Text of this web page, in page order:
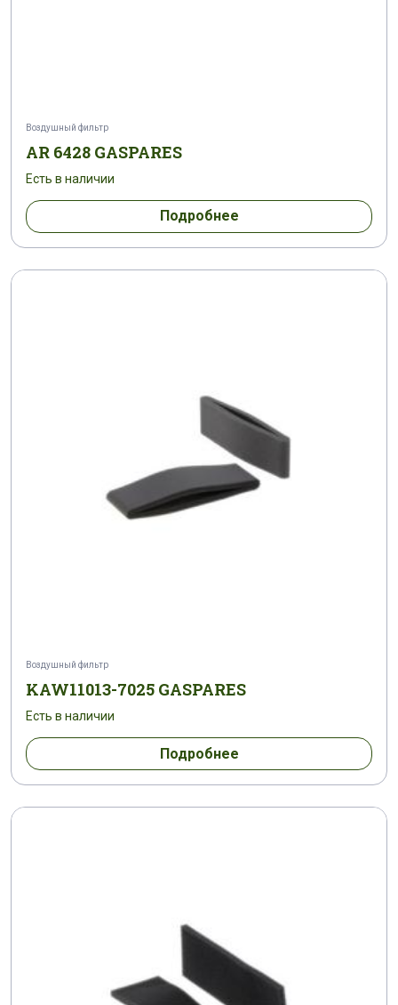
Воздушный фильтр
AR 6428 GASPARES
Есть в наличии
Подробнее
Воздушный фильтр
KAW11013-7025 GASPARES
Есть в наличии
Подробнее